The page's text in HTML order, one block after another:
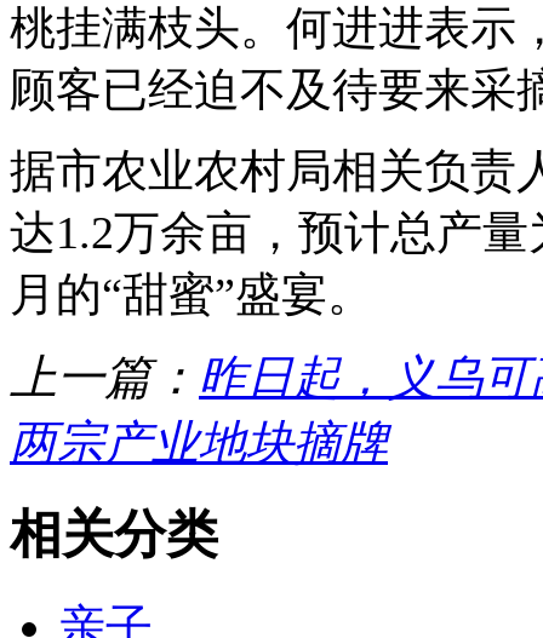
桃挂满枝头。何进进表示
顾客已经迫不及待要来采
据市农业农村局相关负责
达1.2万余亩，预计总产
月的“甜蜜”盛宴。
上一篇： 昨日起，义乌
两宗产业地块摘牌
相关分类
亲子